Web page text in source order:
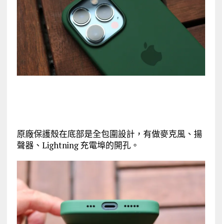
原廠保護殼在底部是全包圍設計，有做麥克風、揚
聲器、Lightning 充電埠的開孔。